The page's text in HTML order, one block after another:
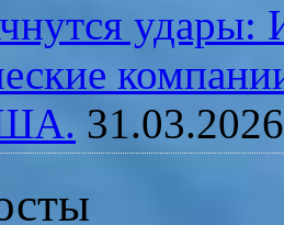
31.03.2026